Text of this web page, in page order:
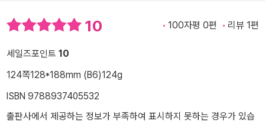
10 100자평 0편 리뷰 1편
세일즈포인트 10
124쪽128*188mm (B6)124g
ISBN 9788937405532
출판사에서 제공하는 정보가 부족하여 표시하지 못하는 경우가 있습